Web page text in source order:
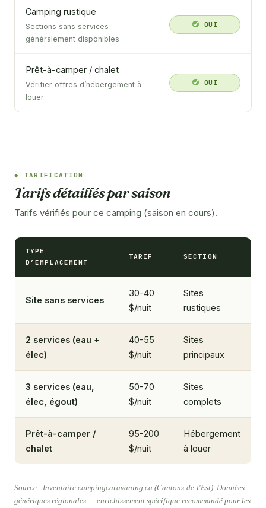
Camping rustique
Sections sans services
généralement disponibles
OUI
Prêt-à-camper / chalet
Vérifier offres d’hébergement à
louer
OUI
TARIFICATION
Tarifs détaillés par saison
Tarifs vérifiés pour ce camping (saison en cours).
TYPE
D’EMPLACEMENT
TARIF SECTION
Site sans services
30-40
$/nuit
Sites
rustiques
2 services (eau +
élec)
40-55
$/nuit
Sites
principaux
3 services (eau,
élec, égout)
50-70
$/nuit
Sites
complets
Prêt-à-camper /
chalet
95-200
$/nuit
Hébergement
à louer
Source : Inventaire campingcaravaning.ca (Cantons-de-l'Est). Données
génériques régionales — enrichissement spécifique recommandé pour les